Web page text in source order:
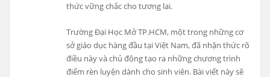
thức vững chắc cho tương lai.
Trường Đại Học Mở TP.HCM, một trong những cơ
sở giáo dục hàng đầu tại Việt Nam, đã nhận thức rõ
điều này và chủ động tạo ra những chương trình
điểm rèn luyện dành cho sinh viên. Bài viết này sẽ